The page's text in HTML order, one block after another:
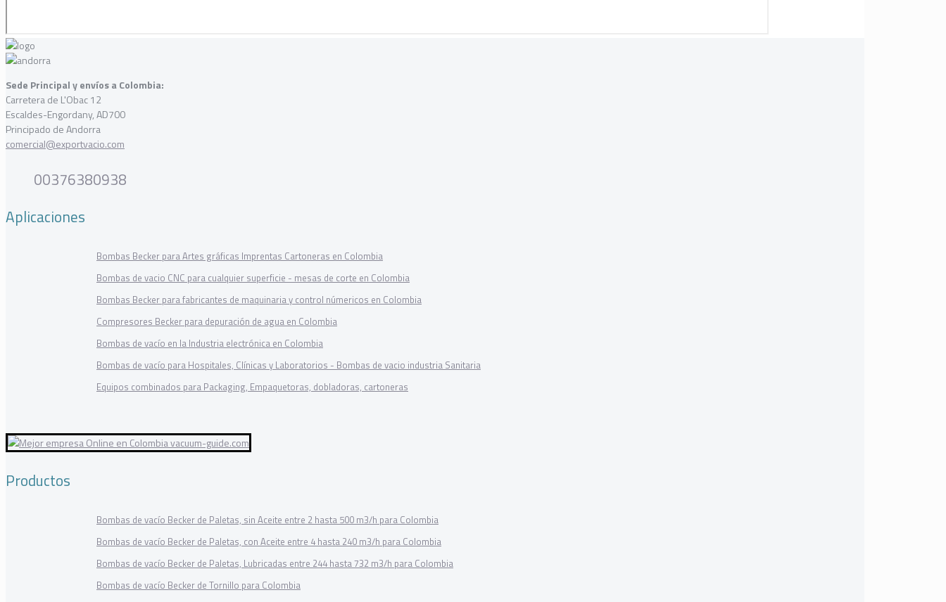
Sede Principal y envíos a Colombia:
Carretera de L'Obac 12
Escaldes-Engordany, AD700
Principado de Andorra
comercial@exportvacio.com
00376380938
Aplicaciones
Bombas Becker para Artes gráficas Imprentas Cartoneras en Colombia
Bombas de vacio CNC para cualquier superficie - mesas de corte en Colombia
Bombas Becker para fabricantes de maquinaria y control númericos en Colombia
Compresores Becker para depuración de agua en Colombia
Bombas de vacío en la Industria electrónica en Colombia
Bombas de vacío para Hospitales, Clínicas y Laboratorios - Bombas de vacio industria Sanitaria
Equipos combinados para Packaging, Empaquetoras, dobladoras, cartoneras
Productos
Bombas de vacío Becker de Paletas, sin Aceite entre 2 hasta 500 m3/h para Colombia
Bombas de vacío Becker de Paletas, con Aceite entre 4 hasta 240 m3/h para Colombia
Bombas de vacío Becker de Paletas, Lubricadas entre 244 hasta 732 m3/h para Colombia
Bombas de vacío Becker de Tornillo para Colombia